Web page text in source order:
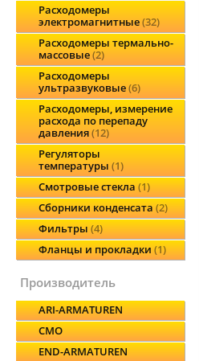
Расходомеры
электромагнитные 32
Расходомеры термально-
массовые 2
Расходомеры
ультразвуковые 6
Расходомеры, измерение
расхода по перепаду
давления 12
Регуляторы
температуры 1
Смотровые стекла 1
Сборники конденсата 2
Фильтры 4
Фланцы и прокладки 1
производитель
ARI-ARMATUREN
CMO
END-ARMATUREN